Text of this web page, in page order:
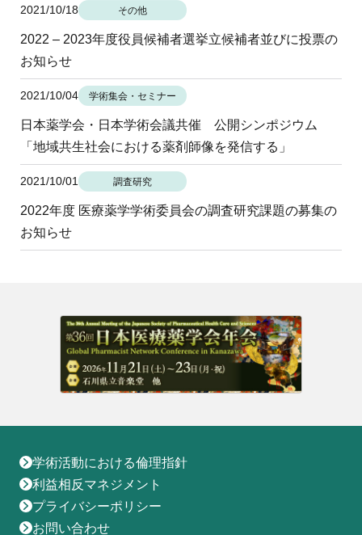
2021/10/18 その他
2022 – 2023年度役員候補者選挙立候補者並びに投票の
お知らせ
2021/10/04 学術集会・セミナー
日本薬学会・日本学術会議共催 公開シンポジウム
「地域共生社会における薬剤師像を発信する」
2021/10/01 調査研究
2022年度 医療薬学学術委員会の調査研究課題の募集の
お知らせ
学術活動における倫理指針
利益相反マネジメント
プライバシーポリシー
お問い合わせ